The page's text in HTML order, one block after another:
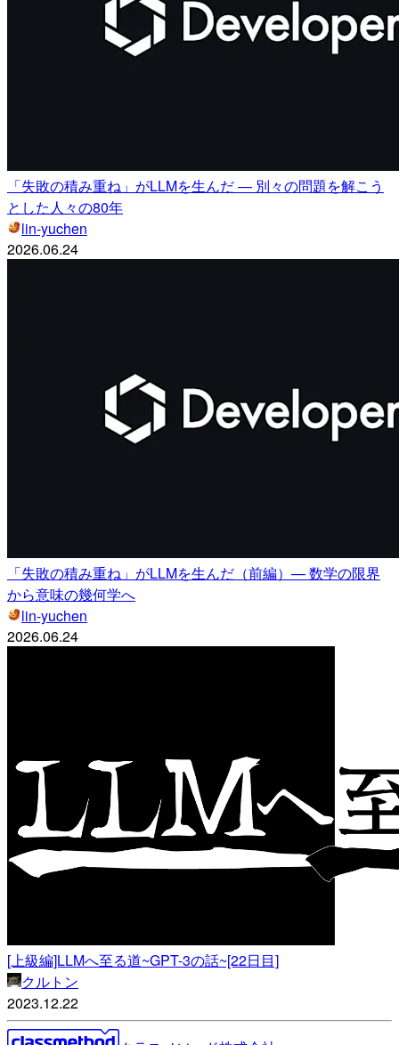
「失敗の積み重ね」がLLMを生んだ — 別々の問題を解こう
とした人々の80年
lin-yuchen
2026.06.24
「失敗の積み重ね」がLLMを生んだ（前編）— 数学の限界
から意味の幾何学へ
lin-yuchen
2026.06.24
[上級編]LLMへ至る道~GPT-3の話~[22日目]
クルトン
2023.12.22